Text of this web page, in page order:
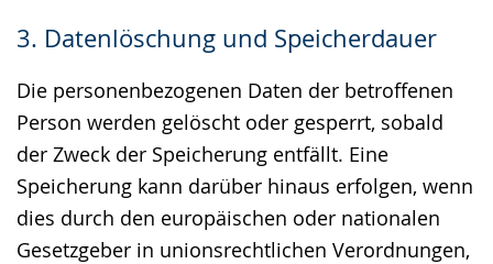
3. Datenlöschung und Speicherdauer
Die personenbezogenen Daten der betroffenen
Person werden gelöscht oder gesperrt, sobald
der Zweck der Speicherung entfällt. Eine
Speicherung kann darüber hinaus erfolgen, wenn
dies durch den europäischen oder nationalen
Gesetzgeber in unionsrechtlichen Verordnungen,